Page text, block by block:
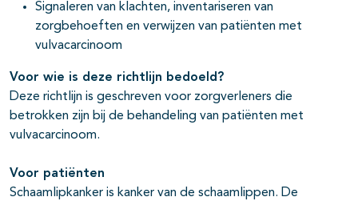
Signaleren van klachten, inventariseren van
zorgbehoeften en verwijzen van patiënten met
vulvacarcinoom
Voor wie is deze richtlijn bedoeld?
Deze richtlijn is geschreven voor zorgverleners die
betrokken zijn bij de behandeling van patiënten met
vulvacarcinoom.
Voor patiënten
Schaamlipkanker is kanker van de schaamlippen. De